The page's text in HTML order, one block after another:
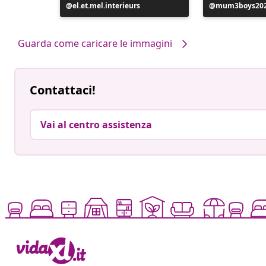
Post
pubblicato
el.et.mel.interieurs
Post
pubblicato
Guarda come caricare le immagini
Contattaci!
Vai al centro assistenza